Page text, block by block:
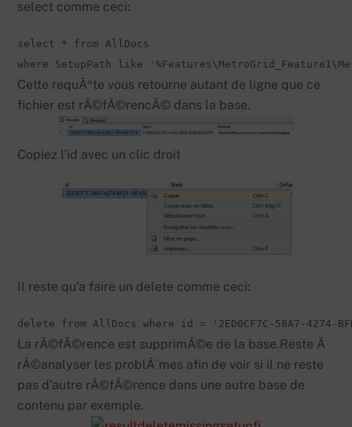
select comme ceci:
select * from AllDocs
where SetupPath like
Cette requÃªte vous retourne autant de ligne que ce
fichier est rÃ©fÃ©rencÃ© dans la base.
Copiez l’id avec un clic droit
Il reste qu’a faire un delete comme ceci:
delete from AllDocs where id = '2ED0CF7C-58A7-4274-
La rÃ©fÃ©rence est supprimÃ©e de la base.Reste Ã
rÃ©analyser les problÃ¨mes afin de voir si il ne reste
pas d’autre rÃ©fÃ©rence dans une autre base de
contenu par exemple.